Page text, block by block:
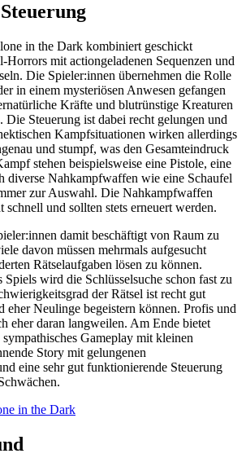
in the Dark kombiniert geschickt
Horrors mit actiongeladenen Sequenzen und
Die Spieler:innen übernehmen die Rolle
in einem mysteriösen Anwesen gefangen
Kräfte und blutrünstige Kreaturen
Die Steuerung ist dabei recht gelungen und
Kampfsituationen wirken allerdings
und stumpf, was den Gesamteindruck
stehen beispielsweise eine Pistole, eine
diverse Nahkampfwaffen wie eine Schaufel
zur Auswahl. Die Nahkampfwaffen
schnell und sollten stets erneuert werden.
damit beschäftigt von Raum zu
davon müssen mehrmals aufgesucht
Rätselaufgaben lösen zu können.
Spiels wird die Schlüsselsuche schon fast zu
der Rätsel ist recht gut
eher Neulinge begeistern können. Profis und
eher daran langweilen. Am Ende bietet
Gameplay mit kleinen
Story mit gelungenen
eine sehr gut funktionierende Steuerung